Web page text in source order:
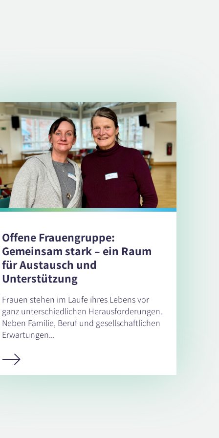
Offene Frauengruppe:
Gemeinsam stark – ein Raum
für Austausch und
Unterstützung
Frauen stehen im Laufe ihres Lebens vor
ganz unterschiedlichen Herausforderungen.
Neben Familie, Beruf und gesellschaftlichen
Erwartungen...